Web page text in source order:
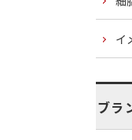
イ
ブラ